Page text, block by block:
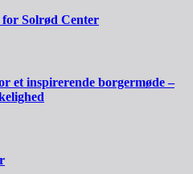
for Solrød Center
et inspirerende borgermøde –